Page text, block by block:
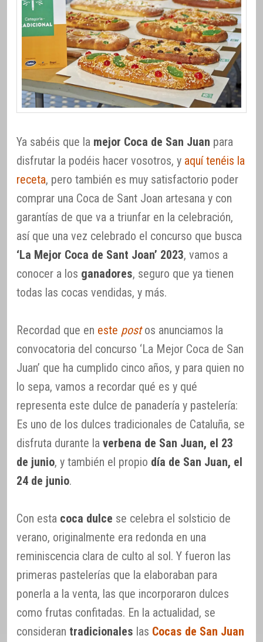
Ya sabéis que la mejor Coca de San Juan para
disfrutar la podéis hacer vosotros, y aquí tenéis la
receta, pero también es muy satisfactorio poder
comprar una Coca de Sant Joan artesana y con
garantías de que va a triunfar en la celebración,
así que una vez celebrado el concurso que busca
‘La Mejor Coca de Sant Joan’ 2023, vamos a
conocer a los ganadores, seguro que ya tienen
todas las cocas vendidas, y más.
Recordad que en este postos anunciamos la
convocatoria del concurso ‘La Mejor Coca de San
Juan’ que ha cumplido cinco años, y para quien no
lo sepa, vamos a recordar qué es y qué
representa este dulce de panadería y pastelería:
Es uno de los dulces tradicionales de Cataluña, se
disfruta durante la verbena de San Juan, el 23
de junio, y también el propio día de San Juan, el
24 de junio.
Con esta coca dulce se celebra el solsticio de
verano, originalmente era redonda en una
reminiscencia clara de culto al sol. Y fueron las
primeras pastelerías que la elaboraban para
ponerla a la venta, las que incorporaron dulces
como frutas confitadas. En la actualidad, se
consideran tradicionales las Cocas de San Juan